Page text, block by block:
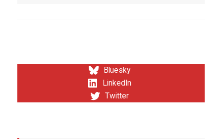
Bluesky
LinkedIn
Twitter